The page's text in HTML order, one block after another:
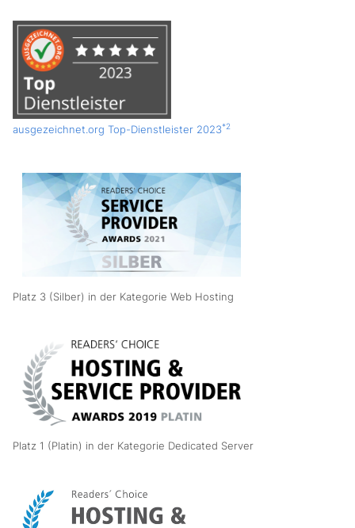
ausgezeichnet.org Top-Dienstleister 2023*2
Platz 3 (Silber) in der Kategorie Web Hosting
Platz 1 (Platin) in der Kategorie Dedicated Server